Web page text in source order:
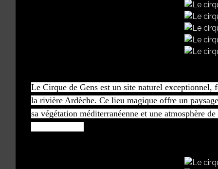
Le Cirque de Gens est un site naturel exceptionnel,
la rivière Ardèche. Ce lieu magique offre un
sa végétation méditerranéenne et une atmosphère